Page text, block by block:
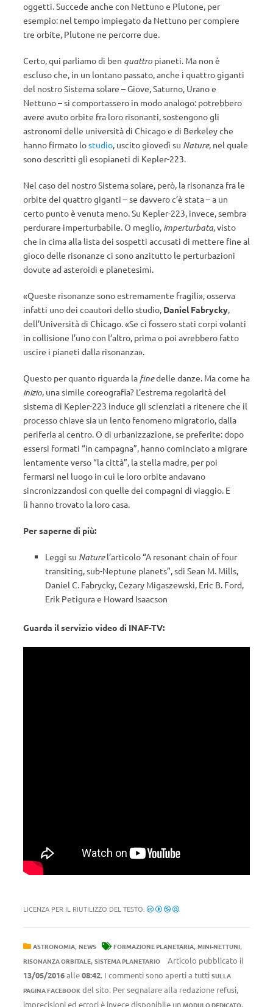
oggetti. Succede anche con Nettuno e Plutone, per
esempio: nel tempo impiegato da Nettuno per compiere
tre orbite, Plutone ne percorre due.
Certo, qui parliamo di ben quattro pianeti. Ma non è
escluso che, in un lontano passato, anche i quattro giganti
del nostro Sistema solare – Giove, Saturno, Urano e
Nettuno – si comportassero in modo analogo: potrebbero
avere avuto orbite fra loro risonanti, sostengono gli
astronomi delle università di Chicago e di Berkeley che
hanno firmato lostudio, uscito giovedì su Nature, nel quale
sono descritti gli esopianeti di Kepler-223.
Nel caso del nostro Sistema solare, però, la risonanza fra le
orbite dei quattro giganti – se davvero c’è stata – a un
certo punto è venuta meno. Su Kepler-223, invece, sembra
perdurare imperturbabile. O meglio, imperturbata, visto
che in cima alla lista dei sospetti accusati di mettere fine al
gioco delle risonanze ci sono anzitutto le perturbazioni
dovute ad asteroidi e planetesimi.
«Queste risonanze sono estremamente fragili», osserva
infatti uno dei coautori dello studio, Daniel Fabrycky,
dell’Università di Chicago. «Se ci fossero stati corpi volanti
in collisione l’uno con l’altro, prima o poi avrebbero fatto
uscire i pianeti dalla risonanza».
Questo per quanto riguarda la finedelle danze. Ma come ha
inizio, una simile coreografia? L’estrema regolarità del
sistema di Kepler-223 induce gli scienziati a ritenere che il
processo chiave sia un lento fenomeno migratorio, dalla
periferia al centro. O di urbanizzazione, se preferite: dopo
essersi formati “in campagna”, hanno cominciato a migrare
lentamente verso “la città”, la stella madre, per poi
fermarsi nel luogo in cui le loro orbite andavano
sincronizzandosi con quelle dei compagni di viaggio. E
lì hanno trovato la loro casa.
Per saperne di più:
Leggi su Naturel’articolo “A resonant chain of four
transiting, sub-Neptune planets”, sdi Sean M. Mills,
Daniel C. Fabrycky, Cezary Migaszewski, Eric B. Ford,
Erik Petigura e Howard Isaacson
Guarda il servizio video di INAF-TV:
LICENZA PER IL RIUTILIZZO DEL TESTO:
ASTRONOMIA, NEWS FORMAZIONE PLANETARIA, MINI-NETTUNI,
RISONANZA ORBITALE, SISTEMA PLANETARIO
Articolo pubblicato il
13/05/2016alle08:42. I commenti sono aperti a tutti SULLA
PAGINA FACEBOOK del sito. Per segnalare alla redazione refusi,
imprecisioni ed errori è invece disponibile un MODULO DEDICATO.